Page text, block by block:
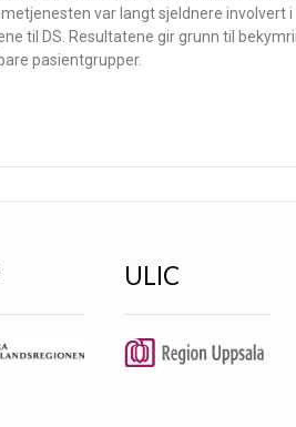
var langt sjeldnere involvert
til DS. Resultatene gir grunn til
pasientgrupper.
ULIC